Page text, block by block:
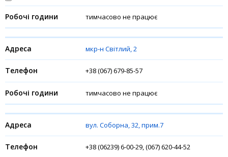
тимчасово не працює
мкр-н Світлий, 2
+38 (067) 679-85-57
тимчасово не працює
вул. Соборна, 32, прим.7
+38 (06239) 6-00-29, (067) 620-44-52